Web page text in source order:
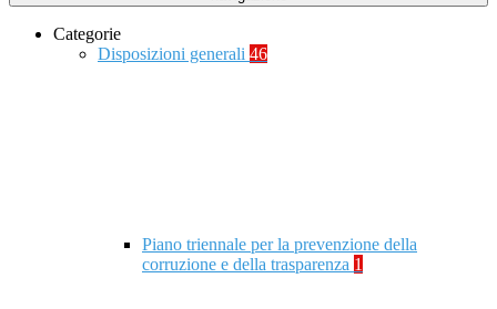
Categorie
Disposizioni generali 46
Piano triennale per la prevenzione della
corruzione e della trasparenza 1